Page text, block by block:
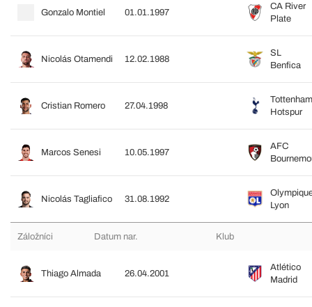
Gonzalo Montiel 01.01.1997
CA River
Plate
Nicolás Otamendi 12.02.1988
SL
Benfica
Cristian Romero 27.04.1998
Tottenham
Hotspur
Marcos Senesi 10.05.1997
AFC
Nicolás Tagliafico 31.08.1992
Lyon
Záložníci Datum nar. Klub
Thiago Almada 26.04.2001
Atlético
Madrid